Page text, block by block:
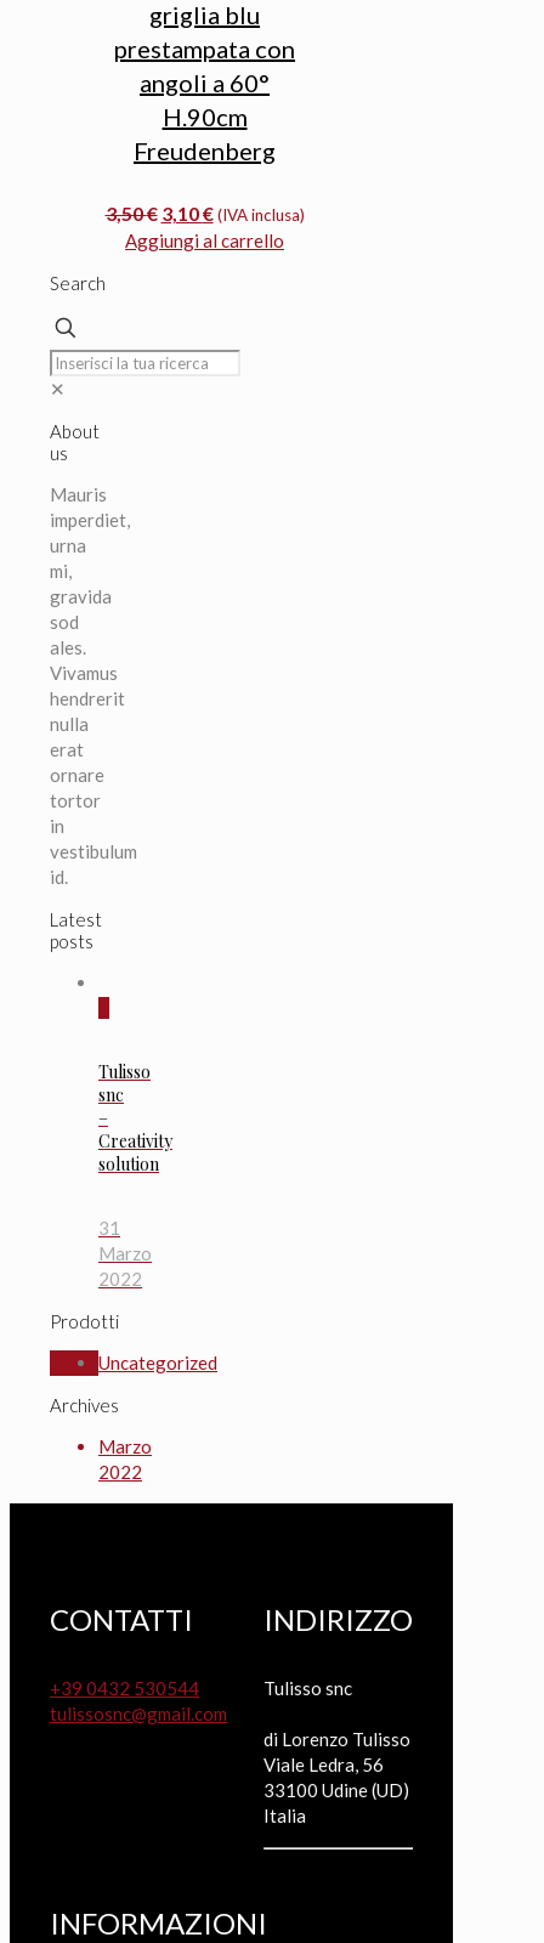
griglia blu
prestampata con
angoli a 60°
H.90cm
Freudenberg
3,50€ Il
prezzo
3,10€Il
prezzo
(IVA inclusa)
Aggiungi al carrello
Search
✕
About
us
Mauris
imperdiet,
urna
mi,
gravida
sod
ales.
Vivamus
hendrerit
nulla
erat
ornare
tortor
in
vestibulum
id.
Latest
posts
Tulisso
snc
–
Creativity
solution
31
Marzo
2022
Prodotti
Uncategorized
Archives
Marzo
2022
CONTATTI
+39 0432 530544
tulissosnc@gmail.com
INDIRIZZO
Tulisso snc
di Lorenzo Tulisso
Viale Ledra, 56
33100 Udine (UD)
Italia
INFORMAZIONI